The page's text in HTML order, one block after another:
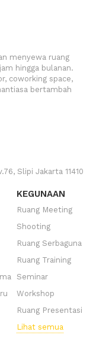
menyewa ruang
hingga bulanan.
coworking space,
bertambah
Slipi Jakarta 11410
KEGUNAAN
Ruang Meeting
Shooting
Ruang Serbaguna
Ruang Training
Seminar
Workshop
Ruang Presentasi
Lihat semua